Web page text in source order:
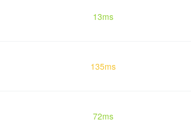
13ms
135ms
72ms